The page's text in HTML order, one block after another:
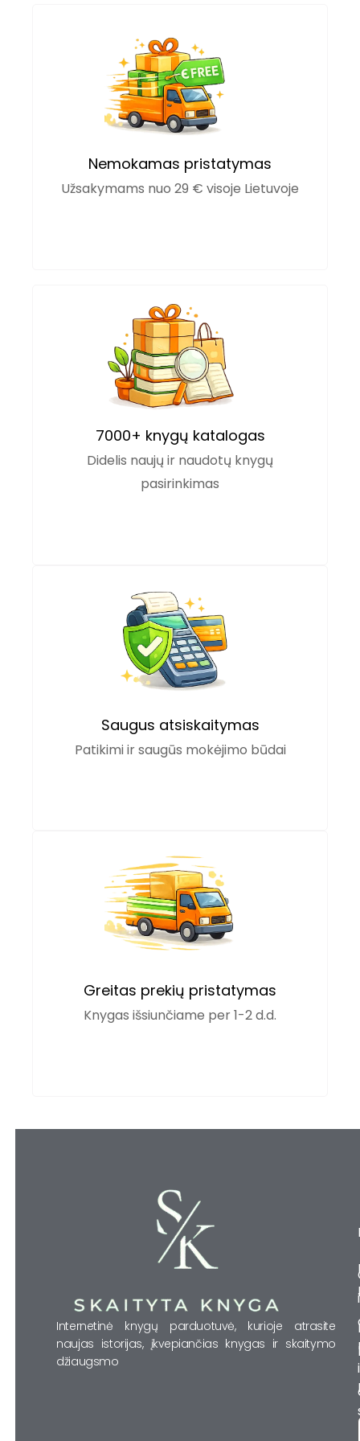
Nemokamas pristatymas
Užsakymams nuo 29 € visoje Lietuvoje
7000+ knygų katalogas
Didelis naujų ir naudotų knygų
pasirinkimas
Saugus atsiskaitymas
Patikimi ir saugūs mokėjimo būdai
Greitas prekių pristatymas
Knygas išsiunčiame per 1-2 d.d.
Internetinė knygų parduotuvė, kurioje atrasite
naujas istorijas, įkvepiančias knygas ir skaitymo
džiaugsmo